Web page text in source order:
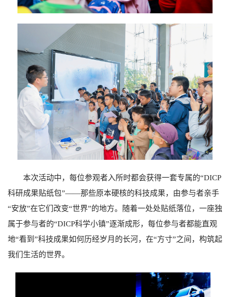
本次活动中，每位参观者入所时都会获得一套专属的“DICP
科研成果贴纸包”——那些原本硬核的科技成果，由参与者亲手
“安放”在它们改变“世界”的地方。随着一处处贴纸落位，一座独
属于参与者的“DICP科学小镇”逐渐成形，每位参与者都能直观
地“看到”科技成果如何历经岁月的长河，在“方寸”之间，构筑起
我们生活的世界。